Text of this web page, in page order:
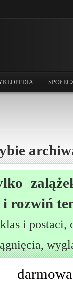
rozwiń
i postaci,